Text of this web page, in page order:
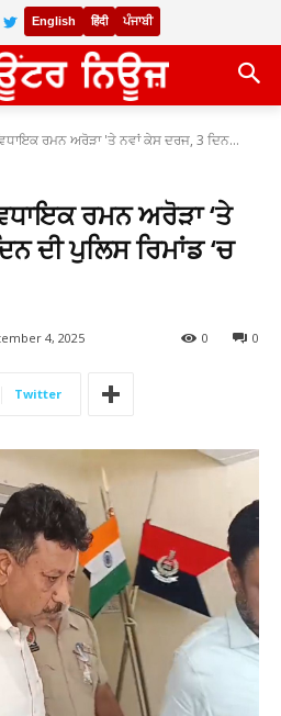
English हिंदी ਪੰਜਾਬੀ
ਰਮਨ ਅਰੋੜਾ 'ਤੇ ਨਵਾਂ ਕੇਸ ਦਰਜ, 3 ਦਿਨ...
ਰਮਨ ਅਰੋੜਾ ‘ਤੇ
ਦੀ ਪੁਲਿਸ ਰਿਮਾਂਡ ‘ਚ
4, 2025 0
0
Twitter